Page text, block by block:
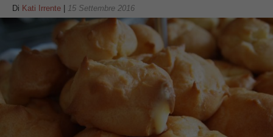
Di Kati Irrente 15 Settembre 2016